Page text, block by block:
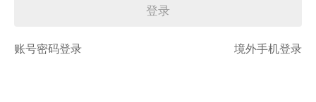
登录
账号密码登录 境外手机登录